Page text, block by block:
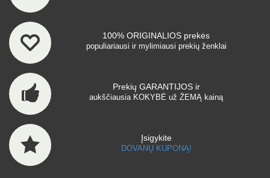
100% ORIGINALIOS prekės
populiariausi ir mylimiausi prekių ženklai
Prekių GARANTIJOS ir
aukščiausia KOKYBĖ už ŽEMĄ kainą
Įsigykite
DOVANŲ KUPONĄ!